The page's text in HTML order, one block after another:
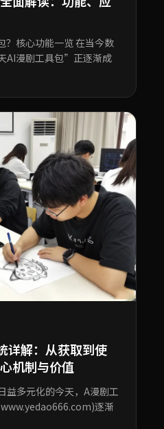
？核心功能一览 在当今数
AI漫剧工具包”正逐渐成
详解：从获取到使
机制与价值
益多元化的今天，A漫剧工
逐渐